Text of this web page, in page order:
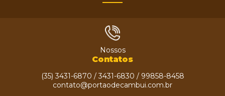
Nossos
Contatos
(35) 3431-6870 / 3431-6830 / 99858-8458
contato@portaodecambui.com.br